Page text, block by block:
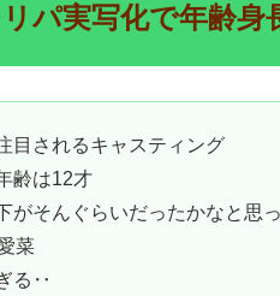
パ実写化で年齢身
目されるキャスティング
齢は12才
がそんぐらいだったかなと思
菜
る‥